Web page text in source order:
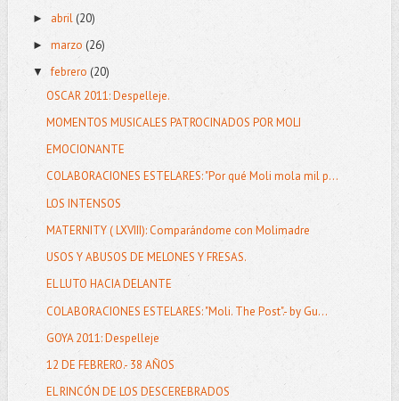
► abril (20)
► marzo (26)
▼febrero (20)
OSCAR 2011: Despelleje.
MOMENTOS MUSICALES PATROCINADOS POR MOLI
EMOCIONANTE
COLABORACIONES ESTELARES: "Por qué Moli mola mil p...
LOS INTENSOS
MATERNITY ( LXVIII): Comparándome con Molimadre
USOS Y ABUSOS DE MELONES Y FRESAS.
EL LUTO HACIA DELANTE
COLABORACIONES ESTELARES: "Moli. The Post".- by Gu...
GOYA 2011: Despelleje
12 DE FEBRERO.- 38 AÑOS
EL RINCÓN DE LOS DESCEREBRADOS